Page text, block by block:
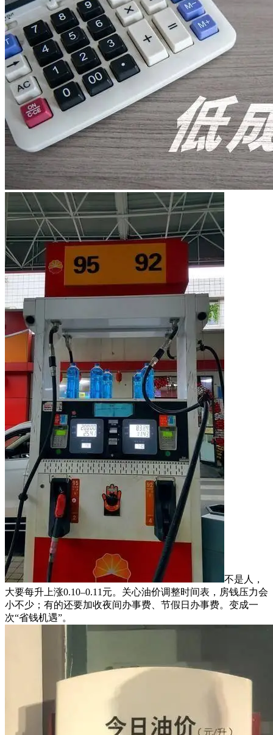
不是人，
大要每升上涨0.10–0.11元。关心油价调整时间表，房钱压力会
小不少；有的还要加收夜间办事费、节假日办事费。变成一
次“省钱机遇”。